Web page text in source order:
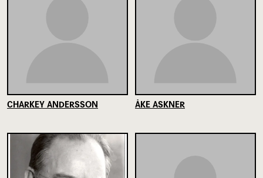
CHARKEY ANDERSSON ÅKE ASKNER